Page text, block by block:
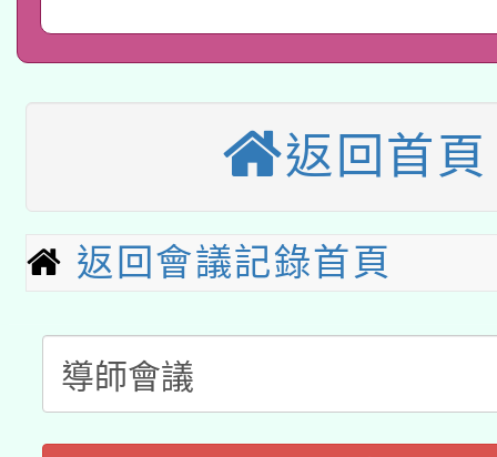
用水績優單位及節水達
動」
桃園市孔廟祈福系列
開 智慧啟航」
2026年桃園地景藝術
招甄選結果公告(無人
招)
適應運動共學行動站研
本館辦理115年度閱讀
暨閱讀推動專業研習
科技賦能─人工智慧
A3數位素養講師名單
「數位內容與教學軟體
pilot」
有關大陸委員會函釋公
返回首頁
返回會議記錄首頁